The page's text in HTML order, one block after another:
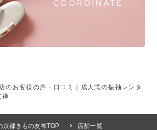
のお客様の声・口コミ｜成人式の振袖レンタ
禅
京都きもの友禅TOP
店舗一覧